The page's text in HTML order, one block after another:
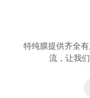
特纯膜提供齐全
流，让我